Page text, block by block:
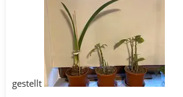
gestellt